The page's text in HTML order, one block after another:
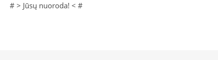
# > Jūsų nuoroda! < #